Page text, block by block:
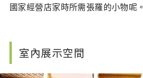
國家經營店家時所需張羅的小物呢。
室內展示空間